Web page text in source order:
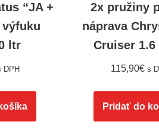
“JA +
ltr
DPH
2x pružiny
náprava
Cruiser 1.6
115,90€ s
Pridať do